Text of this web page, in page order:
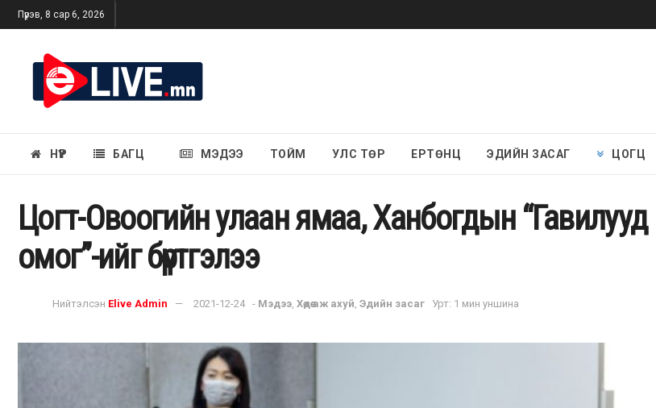
Пүрэв, 8 сар 6, 2026
НҮҮР БАГЦ МЭДЭЭ ТОЙМ УЛС ТӨР ЕРТӨНЦ ЭДИЙН ЗАСАГ ЦОГЦ
Цогт-Овоогийн улаан ямаа, Ханбогдын “Гавилууд
омог”-ийг бүртгэлээ
Нийтэлсэн Elive Admin 2021-12-24 - Мэдээ Хөдөө аж ахуй Эдийн засаг Урт: 1 мин уншина